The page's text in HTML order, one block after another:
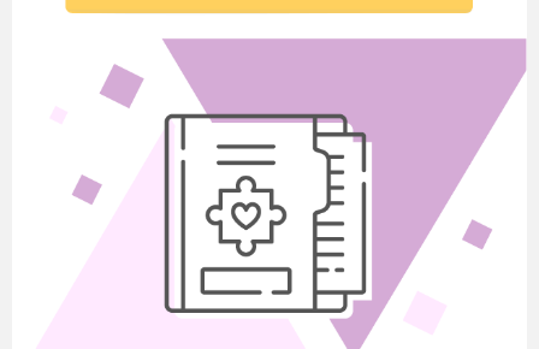
Вінницького коледжу НУХТ
Рецензент:
Доцент кафедри інженерної та комп’ютерної
ВНТУ, кандидат технічних наук